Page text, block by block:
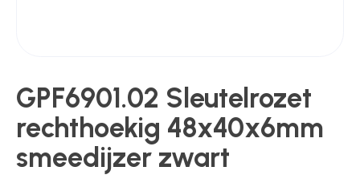
Toegangscontrole
GPF6901.02 Sleutelrozet
rechthoekig 48x40x6mm
smeedijzer zwart